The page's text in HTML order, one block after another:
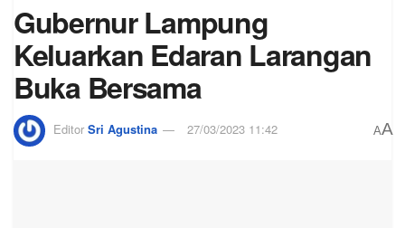
Gubernur Lampung
Keluarkan Edaran Larangan
Buka Bersama
Editor Sri Agustina 27/03/2023 11:42 AA